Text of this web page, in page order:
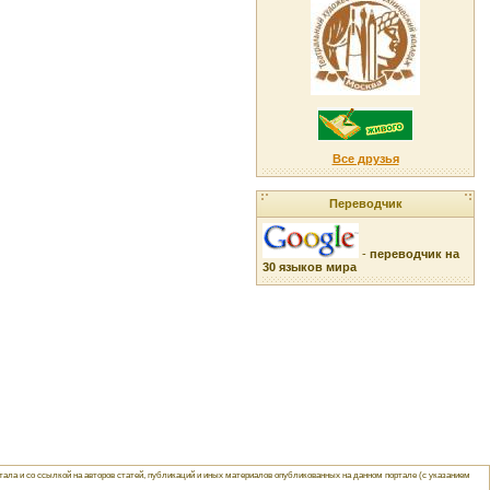
Все друзья
Переводчик
- переводчик на
30 языков мира
и со ссылкой на авторов статей, публикаций и иных материалов опубликованных на данном портале (с указанием